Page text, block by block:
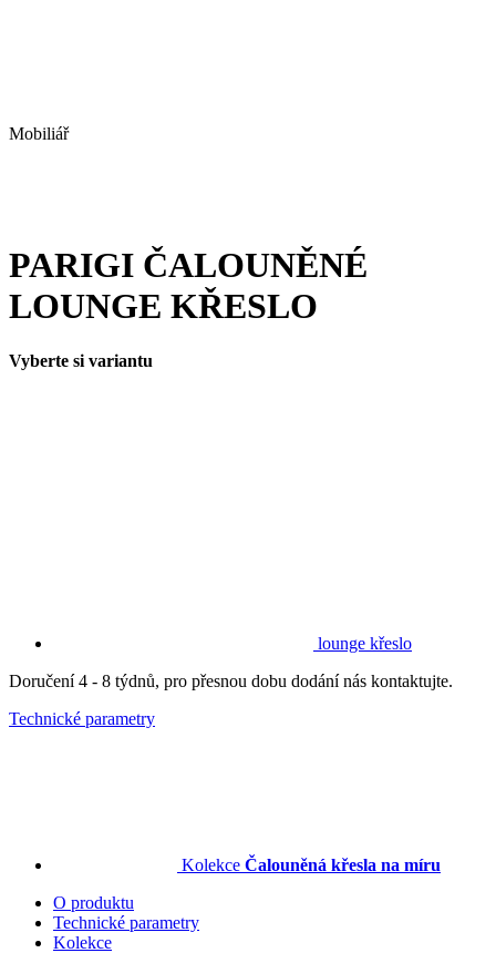
Mobiliář
PARIGI ČALOUNĚNÉ
LOUNGE KŘESLO
Vyberte si variantu
lounge křeslo
Doručení 4 - 8 týdnů, pro přesnou dobu dodání nás kontaktujte.
Technické parametry
Kolekce Čalouněná křesla na míru
O produktu
Technické parametry
Kolekce